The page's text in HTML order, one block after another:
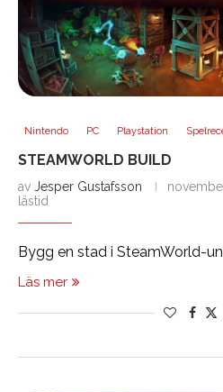
Nintendo PC Playstation
STEAMWORLD BUILD
av Jesper Gustafsson
lästid
Bygg en stad i SteamWorld-
Läs mer